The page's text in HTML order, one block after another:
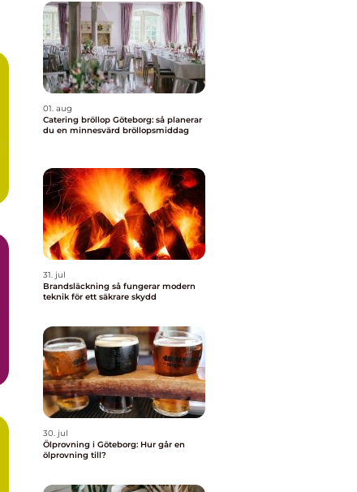
01. aug
Catering bröllop Göteborg: så planerar
du en minnesvärd bröllopsmiddag
31. jul
Brandsläckning så fungerar modern
teknik för ett säkrare skydd
30. jul
Ölprovning i Göteborg: Hur går en
ölprovning till?